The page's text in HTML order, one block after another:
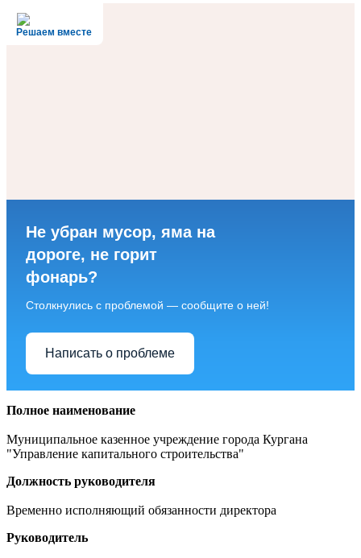
Решаем вместе
Не убран мусор, яма на
дороге, не горит
фонарь?
Столкнулись с проблемой — сообщите о ней!
Написать о проблеме
Полное наименование
Муниципальное казенное учреждение города Кургана
"Управление капитального строительства"
Должность руководителя
Временно исполняющий обязанности директора
Руководитель